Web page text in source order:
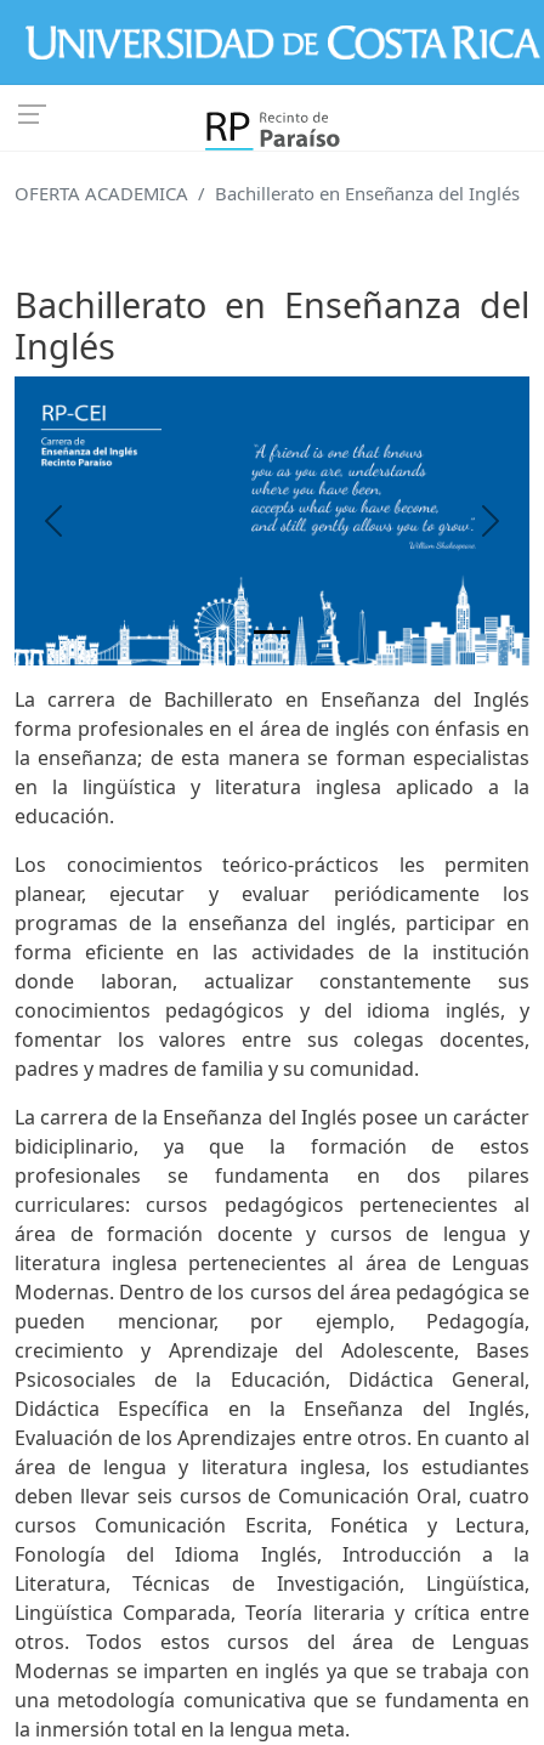
OFERTA ACADEMICA Bachillerato en Enseñanza del Inglés
Bachillerato en Enseñanza del
Inglés
Previous Next
La carrera de Bachillerato en Enseñanza del Inglés
forma profesionales en el área de inglés con énfasis en
la enseñanza; de esta manera se forman especialistas
en la lingüística y literatura inglesa aplicado a la
educación.
Los conocimientos teórico-prácticos les permiten
planear, ejecutar y evaluar periódicamente los
programas de la enseñanza del inglés, participar en
forma eficiente en las actividades de la institución
donde laboran, actualizar constantemente sus
conocimientos pedagógicos y del idioma inglés, y
fomentar los valores entre sus colegas docentes,
padres y madres de familia y su comunidad.
La carrera de la Enseñanza del Inglés posee un carácter
bidiciplinario, ya que la formación de estos
profesionales se fundamenta en dos pilares
curriculares: cursos pedagógicos pertenecientes al
área de formación docente y cursos de lengua y
literatura inglesa pertenecientes al área de Lenguas
Modernas. Dentro de los cursos del área pedagógica se
pueden mencionar, por ejemplo, Pedagogía,
crecimiento y Aprendizaje del Adolescente, Bases
Psicosociales de la Educación, Didáctica General,
Didáctica Específica en la Enseñanza del Inglés,
Evaluación de los Aprendizajes entre otros. En cuanto al
área de lengua y literatura inglesa, los estudiantes
deben llevar seis cursos de Comunicación Oral, cuatro
cursos Comunicación Escrita, Fonética y Lectura,
Fonología del Idioma Inglés, Introducción a la
Literatura, Técnicas de Investigación, Lingüística,
Lingüística Comparada, Teoría literaria y crítica entre
otros. Todos estos cursos del área de Lenguas
Modernas se imparten en inglés ya que se trabaja con
una metodología comunicativa que se fundamenta en
la inmersión total en la lengua meta.